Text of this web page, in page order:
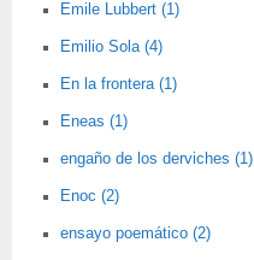
Emile Lubbert (1)
Emilio Sola (4)
En la frontera (1)
Eneas (1)
engaño de los derviches (1)
Enoc (2)
ensayo poemático (2)